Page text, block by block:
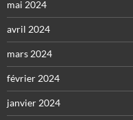
mai 2024
avril 2024
mars 2024
février 2024
janvier 2024